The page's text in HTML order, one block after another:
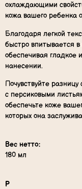
охлаждающими
кожа вашего ребенка
Благодаря легкой
быстро впитывается в
обеспечивая гладкое
нанесении.
Почувствуйте
с персиковыми
обеспечьте коже
которых она
Вес нетто:
180 мл
P